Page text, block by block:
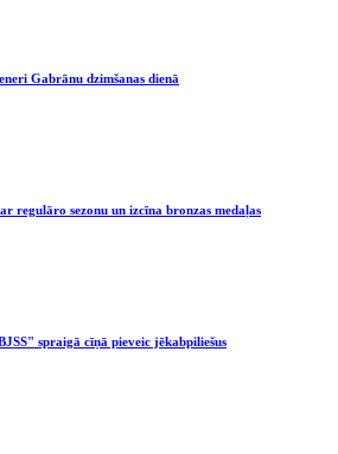
Gabrānu dzimšanas dienā
regulāro sezonu un izcīna bronzas medaļas
spraigā cīņā pieveic jēkabpiliešus